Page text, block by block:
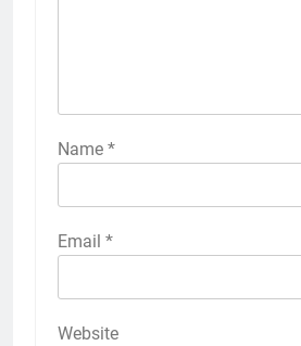
Name *
Email *
Website